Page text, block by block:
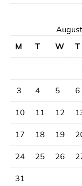
M
T W T
3 4 5 6
10 11 12
17 18 19
24 25 26
31